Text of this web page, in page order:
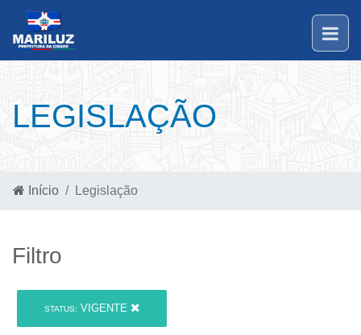
LEGISLAÇÃO
Início Legislação
Filtro
STATUS: VIGENTE